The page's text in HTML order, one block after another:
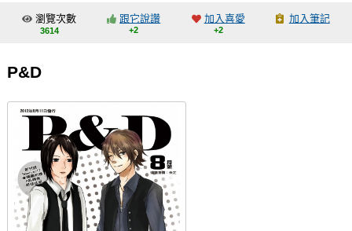
交流中心
會員中心
註冊會員
登入
瀏覽次數
3614
跟它說讚
+2
加入喜愛
+2
加入筆記
P&D